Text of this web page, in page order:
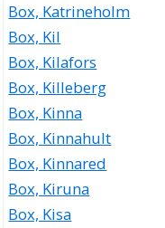
Box, Katrineholm
Box, Kil
Box, Kilafors
Box, Killeberg
Box, Kinna
Box, Kinnahult
Box, Kinnared
Box, Kiruna
Box, Kisa